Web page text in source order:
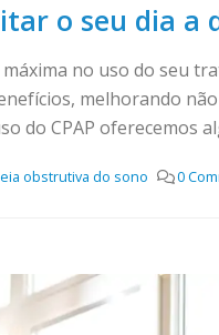
o seu dia a
máxima no uso do seu
melhorando
do CPAP oferecemos
obstrutiva do sono 0